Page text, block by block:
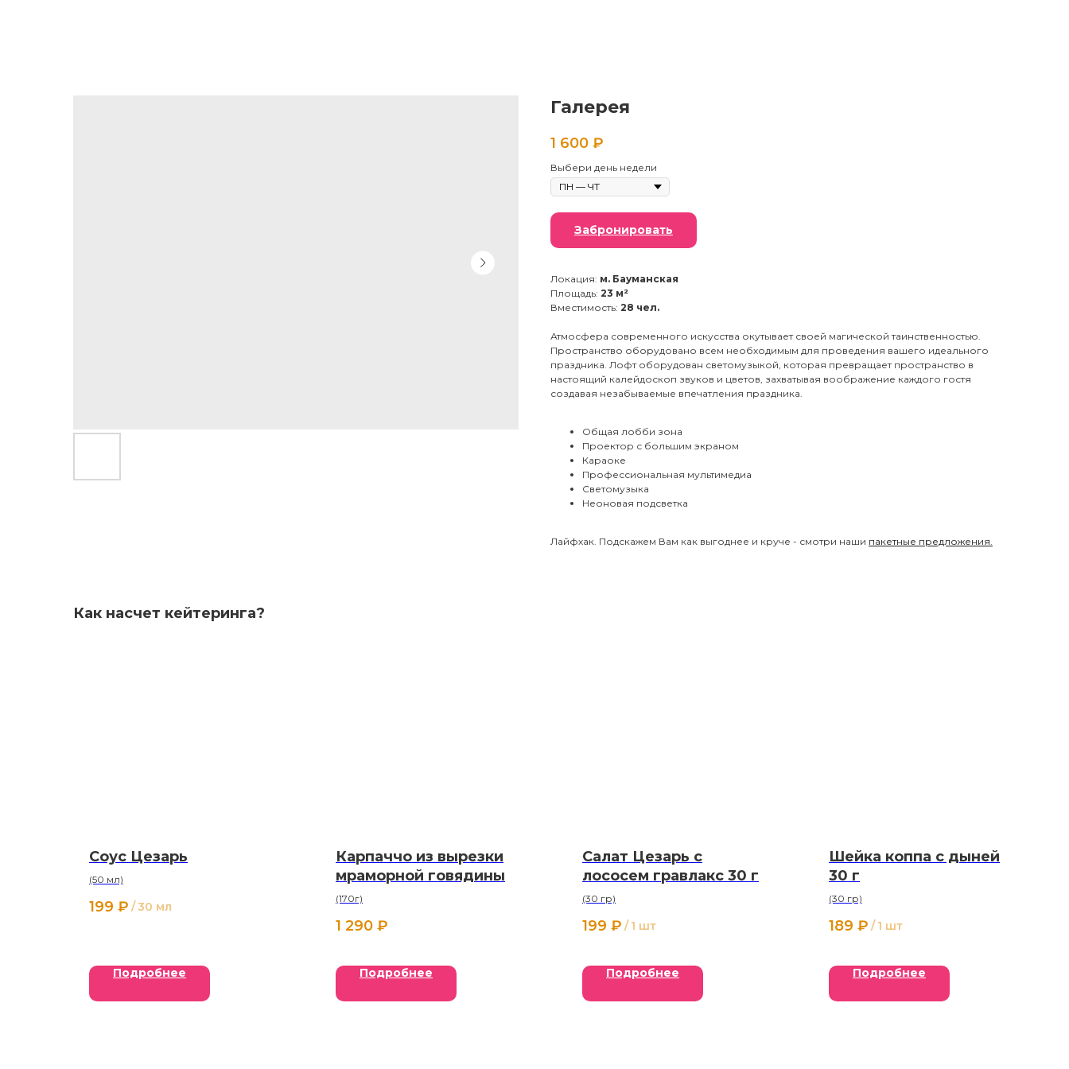
Галерея
1 600 ₽
Выбери день недели
Забронировать
Локация: м. Бауманская
Площадь: 23 м²
Вместимость: 28 чел.
Атмосфера современного искусства окутывает своей магической таинственностью.
Пространство оборудовано всем необходимым для проведения вашего идеального
праздника. Лофт оборудован светомузыкой, которая превращает пространство в
настоящий калейдоскоп звуков и цветов, захватывая воображение каждого гостя
создавая незабываемые впечатления праздника.
Общая лобби зона
Проектор с большим экраном
Караоке
Профессиональная мультимедиа
Светомузыка
Неоновая подсветка
Лайфхак. Подскажем Вам как выгоднее и круче - смотри наши пакетные предложения.
Как насчет кейтеринга?
Соус Цезарь
(50 мл)
199 ₽ /30 мл
Подробнее
Карпаччо из вырезки
мраморной говядины
(170г)
1 290 ₽
Подробнее
Салат Цезарь с
лососем гравлакс 30 г
(30 гр)
199 ₽ / 1 шт
Подробнее
Шейка коппа с дыней
30 г
(30 гр)
189 ₽ / 1 шт
Подробнее